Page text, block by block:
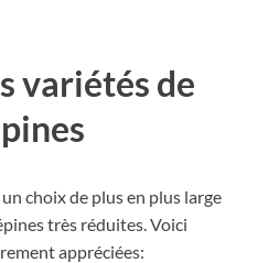
variétés de
choix de plus en plus large
très réduites. Voici
appréciées: